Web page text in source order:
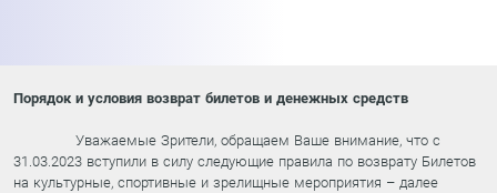
Порядок и условия возврат билетов и денежных средств
Уважаемые Зрители, обращаем Ваше внимание, что с
31.03.2023 вступили в силу следующие правила по возврату Билетов
на культурные, спортивные и зрелищные мероприятия – далее